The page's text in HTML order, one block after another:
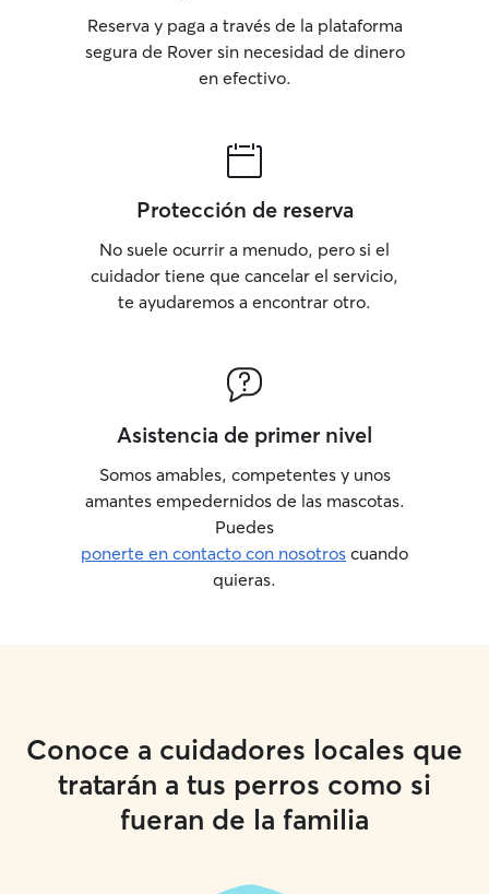
Reserva y paga a través de la plataforma
segura de Rover sin necesidad de dinero
en efectivo.
Protección de reserva
No suele ocurrir a menudo, pero si el
cuidador tiene que cancelar el servicio,
te ayudaremos a encontrar otro.
Asistencia de primer nivel
Somos amables, competentes y unos
amantes empedernidos de las mascotas.
Puedes
ponerte en contacto con nosotros cuando
quieras.
Conoce a cuidadores locales que
tratarán a tus perros como si
fueran de la familia